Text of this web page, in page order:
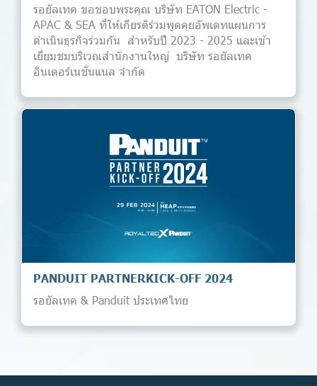
รอยัลเทค ขอขอบพระคุณ บริษัท EATON Electric -
APAC & SEA ที่ให้เกียรติร่วมพูดคุยอัพเดทแผนการ
ดำเนินธุรกิจร่วมกัน สำหรับปี 2023 - 2025 และเข้า
เยี่ยมชมบริเวณสำนักงานใหญ่ บริษัท รอยัลเทค
อินเตอร์เนชั่นแนล จำกัด
PANDUIT PARTNERKICK-OFF 2024
รอยัลเทค & Panduit ประเทศไทย